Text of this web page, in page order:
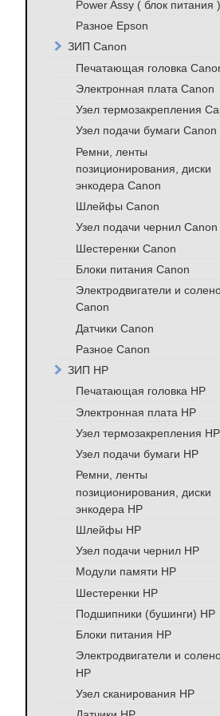
Power Assy ( блок питания )
Разное Epson
ЗИП Canon
Печатающая головка
Электронная плата Canon
Узел термозакрепления
Узел подачи бумаги Canon
Ремни, ленты
позиционирования, диски
энкодера Canon
Шлейфы Canon
Узел подачи чернил Canon
Шестеренки Canon
Блоки питания Canon
Электродвигатели и
Canon
Датчики Canon
Разное Canon
ЗИП HP
Печатающая головка HP
Электронная плата HP
Узел термозакрепления HP
Узел подачи бумаги HP
Ремни, ленты
позиционирования, диски
энкодера HP
Шлейфы HP
Узел подачи чернил HP
Модули памяти HP
Шестеренки HP
Подшипники (бушинги) HP
Блоки питания HP
Электродвигатели и
HP
Узел сканирования HP